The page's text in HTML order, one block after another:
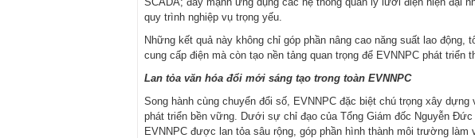
quy trình nghiệp vụ trọng yếu.
Những kết quả này không chỉ góp phần nâng cao năng suất lao
cung cấp điện mà còn tạo nền tảng quan trọng để EVNNPC phát triển
Lan tỏa văn hóa đổi mới sáng tạo trong toàn EVNNPC
Song hành cùng chuyển đổi số, EVNNPC đặc biệt chú trọng xây
phát triển bền vững. Dưới sự chỉ đạo của Tổng Giám đốc Nguyễn
EVNNPC được lan tỏa sâu rộng, góp phần hình thành môi trường làm